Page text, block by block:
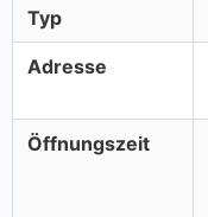
Typ
Adresse
Öffnungszeit